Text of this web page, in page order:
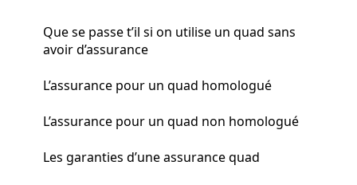
Que se passe t’il si on utilise un quad sans
avoir d’assurance
L’assurance pour un quad homologué
L’assurance pour un quad non homologué
Les garanties d’une assurance quad